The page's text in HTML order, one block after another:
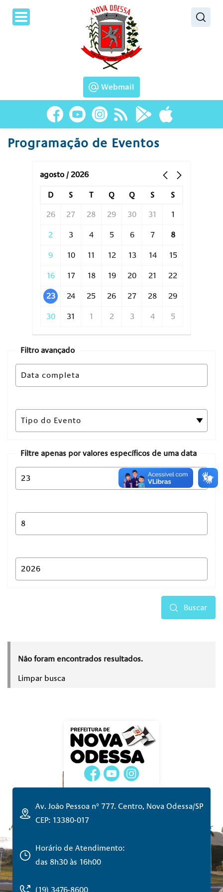
Webmail
Programação de Eventos
agosto / 2026
D S T Q Q S S
26 27 28 29 30 31 1
2 3 4 5 6 7 8
9 10 11 12 13 14 15
16 17 18 19 20 21 22
23 24 25 26 27 28 29
30 31 1 2 3 4 5
Filtro avançado
Filtre apenas por valores específicos de uma data
Buscar
Não foram encontrados resultados.
Limpar busca
Av. João Pessoa nº 777. Centro, Nova Odessa/SP
CEP: 13380-017
Horário de Atendimento:
das 8h30 às 16h00